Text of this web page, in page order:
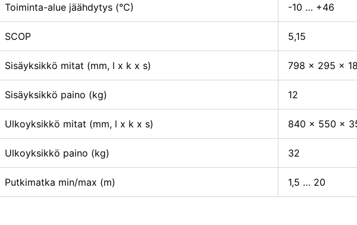
Toiminta-alue jäähdytys (°C) -10 … +46
SCOP 5,15
Sisäyksikkö mitat (mm, l x k x s) 798 x 295 x
Sisäyksikkö paino (kg) 12
Ulkoyksikkö mitat (mm, l x k x s) 840 x 550 x
Ulkoyksikkö paino (kg) 32
Putkimatka min/max (m) 1,5 … 20